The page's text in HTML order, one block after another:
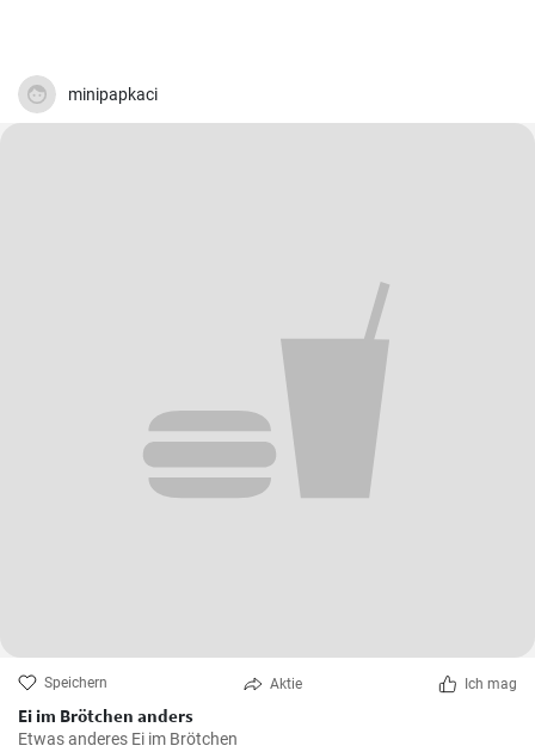
minipapkaci
Speichern Aktie Ich mag
Ei im Brötchen anders
Etwas anderes Ei im Brötchen